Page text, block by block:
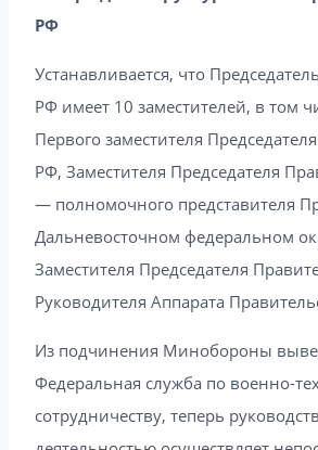
РФ
Устанавливается, что
РФ имеет 10 заместителей, в том
Первого заместителя
РФ, Заместителя Председателя
— полномочного представителя
Дальневосточном федеральном
Заместителя Председателя
Руководителя Аппарата
Из подчинения Минобороны
Федеральная служба по военно-
сотрудничеству, теперь